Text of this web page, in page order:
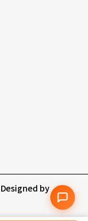
Designed by